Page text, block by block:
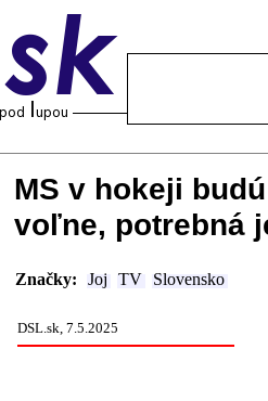
MS v hokeji
voľne, potrebná
Značky: Joj TV Slovensko
DSL.sk, 7.5.2025